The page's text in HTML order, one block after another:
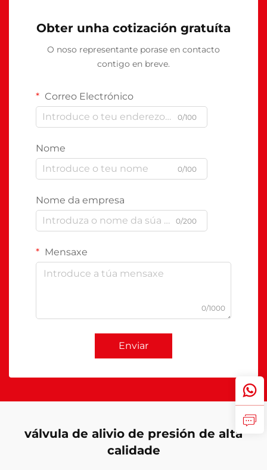
Obter unha cotización gratuíta
O noso representante porase en contacto
contigo en breve.
Correo Electrónico
0/100
Nome
0/100
Nome da empresa
0/200
Mensaxe
0/1000
Enviar
válvula de alivio de presión de alta
calidade